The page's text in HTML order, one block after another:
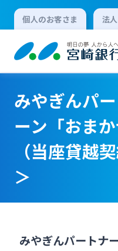
個人のお客さま 法
個人向けイン
法人向けイン
みやぎんパ
ーン「おまか
（当座貸越
＞
みやぎんパートナ